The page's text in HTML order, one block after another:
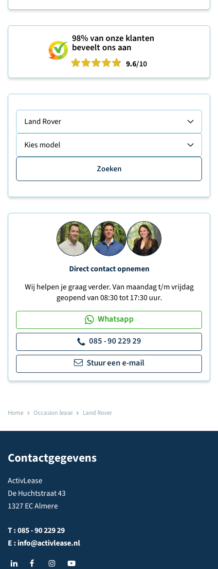
98%van onze klanten
beveelt ons aan
9.6/10
Land Rover
Kies model
Zoeken
Direct contact opnemen
Wij helpen je graag verder. Van maandag t/m vrijdag
geopend van 08:30 tot 17:30 uur.
Whatsapp
085 - 90 229 29
Stuur een e-mail
Home Occasion lease Land Rover
Contactgegevens
ActivLease
De Huchtstraat 43
1327 EC Almere
T :085 - 90 229 29
E : info@activlease.nl